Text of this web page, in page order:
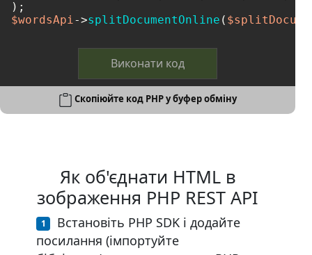
$wordsApi->splitDocumentOnline (
Виконати код
Скопіюйте код PHP у буфер обміну
Як об'єднати HTML в
зображення PHP REST API
Встановіть PHP SDK і додайте
посилання (імпортуйте